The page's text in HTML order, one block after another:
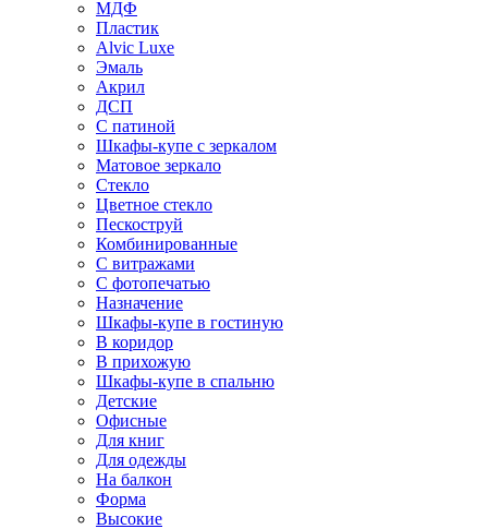
МДФ
Пластик
Alvic Luxe
Эмаль
Акрил
ДСП
С патиной
Шкафы-купе с зеркалом
Матовое зеркало
Стекло
Цветное стекло
Пескоструй
Комбинированные
С витражами
С фотопечатью
Назначение
Шкафы-купе в гостиную
В коридор
В прихожую
Шкафы-купе в спальню
Детские
Офисные
Для книг
Для одежды
На балкон
Форма
Высокие